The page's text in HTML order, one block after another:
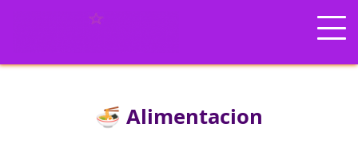
🍜 Alimentacion